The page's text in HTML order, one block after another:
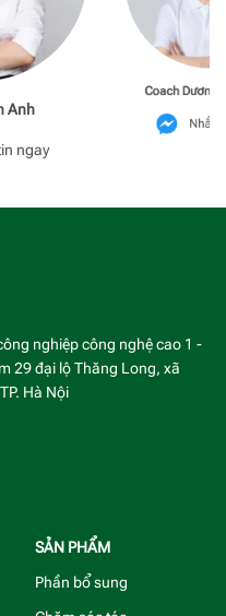
Anh
ngay
Coach Dương
Nhắn
nghiệp công nghệ cao 1 -
29 đại lộ Thăng Long, xã
Hà Nội
SẢN PHẨM
Phần bổ sung